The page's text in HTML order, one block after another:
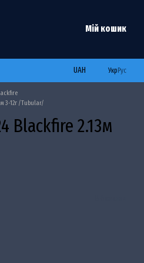
Мій кошик
UAH Укр Рус
3-12г /Tubular/
Blackfire 2.13м